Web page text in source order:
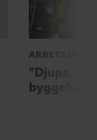
Arbetsmiljö
”Djupa,